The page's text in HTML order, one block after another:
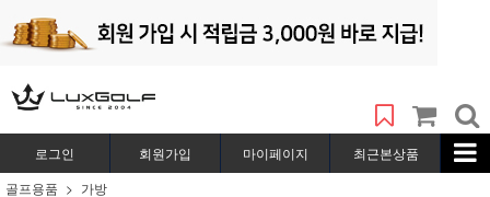
로그인 회원가입 마이페이지
최근본상품
골프용품
가방